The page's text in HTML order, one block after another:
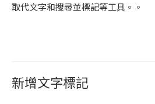
取代文字和搜尋並標記等工具。。
新增文字標記